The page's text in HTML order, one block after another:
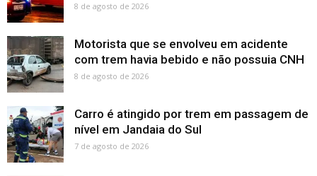
8 de agosto de 2026
Motorista que se envolveu em acidente
com trem havia bebido e não possuia CNH
8 de agosto de 2026
Carro é atingido por trem em passagem de
nível em Jandaia do Sul
7 de agosto de 2026